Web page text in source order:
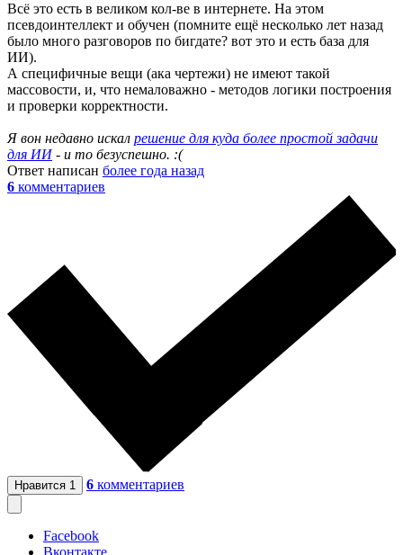
Всё это есть в великом кол-ве в интернете. На этом
псевдоинтеллект и обучен (помните ещё несколько лет назад
было много разговоров по бигдате? вот это и есть база для
ИИ).
А специфичные вещи (ака чертежи) не имеют такой
массовости, и, что немаловажно - методов логики построения
и проверки корректности.
Я вон недавно искал решение для куда более простой задачи
для ИИ- и то безуспешно. :(
Ответ написан более года назад
6 комментариев
Нравится 1 6 комментариев
Facebook
Вконтакте